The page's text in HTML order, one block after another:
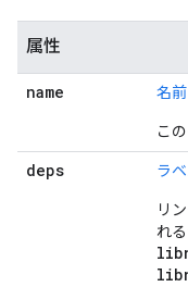
属性
name 名前
こ
deps ラ
リ
れ